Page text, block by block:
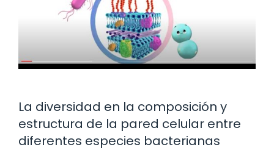
La diversidad en la composición y
estructura de la pared celular entre
diferentes especies bacterianas